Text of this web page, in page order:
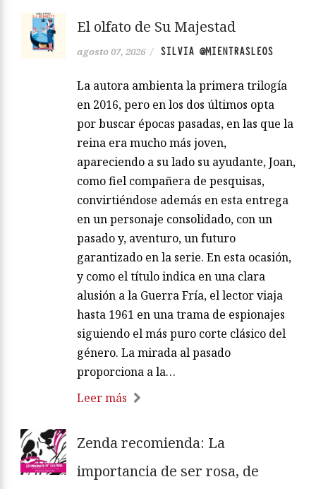
El olfato de Su Majestad
agosto 07, 2026 / SILVIA @MIENTRASLEOS
La autora ambienta la primera trilogía
en 2016, pero en los dos últimos opta
por buscar épocas pasadas, en las que la
reina era mucho más joven,
apareciendo a su lado su ayudante, Joan,
como fiel compañera de pesquisas,
convirtiéndose además en esta entrega
en un personaje consolidado, con un
pasado y, aventuro, un futuro
garantizado en la serie. En esta ocasión,
y como el título indica en una clara
alusión a la Guerra Fría, el lector viaja
hasta 1961 en una trama de espionajes
siguiendo el más puro corte clásico del
género. La mirada al pasado
proporciona a la…
Leer más
Zenda recomienda: La
importancia de ser rosa, de